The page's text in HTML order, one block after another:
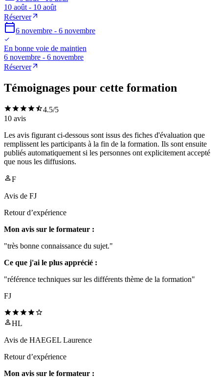
10 août - 10 août
Réserver
6 novembre - 6 novembre
En bonne voie de maintien
6 novembre - 6 novembre
Réserver
Témoignages pour cette formation
4.5/5
10 avis
Les avis figurant ci-dessous sont issus des fiches d'évaluation que
remplissent les participants à la fin de la formation. Ils sont ensuite
publiés automatiquement si les personnes ont explicitement accepté
que nous les diffusions.
F
Avis de FJ
Retour d’expérience
Mon avis sur le formateur :
"très bonne connaissance du sujet."
Ce que j'ai le plus apprécié :
"référence techniques sur les différents thème de la formation"
FJ
HL
Avis de HAEGEL Laurence
Retour d’expérience
Mon avis sur le formateur :